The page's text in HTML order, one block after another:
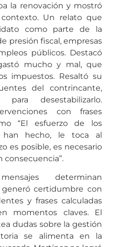
la renovación y mostró
Un relato que
como parte de la
presión fiscal, empresas
públicos. Destacó
mucho y mal, que
impuestos. Resaltó su
del contrincante,
desestabilizarlo.
con frases
“El esfuerzo de los
han hecho, le toca al
es posible, es necesario
consecuencia”.
determinan
generó certidumbre con
y frases calculadas
momentos claves. El
dudas sobre la gestión
se alimenta en la